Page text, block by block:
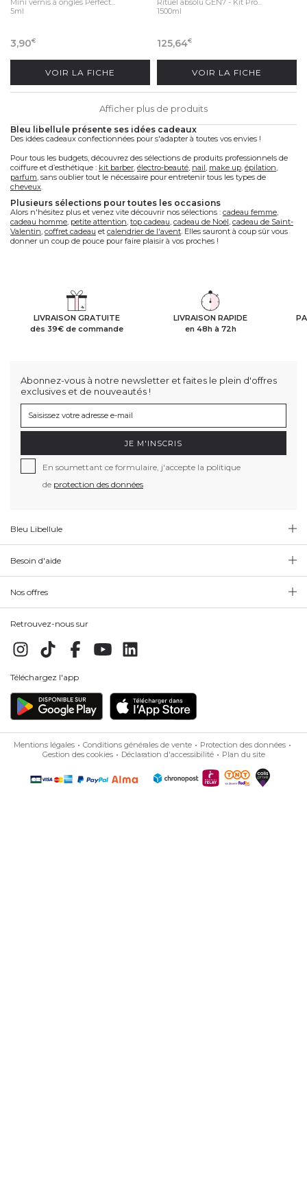
5ml
3,90€
VOIR LA FICHE
1500ml
125,64€
VOIR LA FICHE
Afficher plus de produits
bleu libellule présente ses idées cadeaux
Des idées cadeaux confectionnées pour s'adapter à toutes vos envies !
Pour tous les budgets, découvrez des sélections de produits professionnels de
coiffure et d’esthétique : kit barber électro-beauté nail make up épilation
parfum , sans oublier tout le nécessaire pour entretenir tous les types de
cheveux
plusieurs sélections pour toutes les occasions
Alors n'hésitez plus et venez vite découvrir nos sélections : cadeau femme
cadeau homme petite attention top cadeau cadeau de Noël cadeau de Saint-
Valentin coffret cadeau et calendrier de l'avent . Elles sauront à coup sûr vous
donner un coup de pouce pour faire plaisir à vos proches !
LIVRAISON GRATUITE
dès 39€ de commande
LIVRAISON RAPIDE
en 48h à 72h
Abonnez-vous à notre newsletter et faites le plein d'offres
exclusives et de nouveautés !
JE M'INSCRIS
En soumettant ce formulaire, j'accepte la politique
de protection des données
Bleu Libellule
Besoin d'aide
Nos offres
Retrouvez-nous sur
Téléchargez l'app
Mentions légales Conditions générales de vente
Protection des données
Gestion des cookies
Déclaration d'accessibilité Plan du site